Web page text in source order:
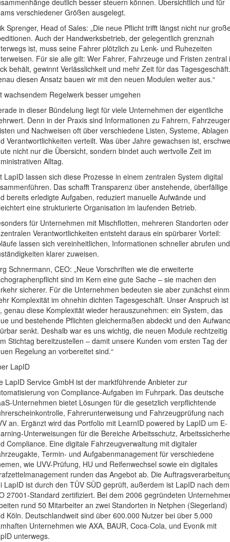
deutlich besser steuern können. Übersichtlich und für
verschiedener Größen ausgelegt.
Sprenger, Head of Sales: „Die neue Pflicht trifft längst nicht nur
Auch der Handwerksbetrieb, der gelegentlich grenznah
ist, muss seine Fahrer plötzlich zu Lenk- und Ruhezeiten
Für sie alle gilt: Wer Fahrer, Fahrzeuge und Fristen zentral
behält, gewinnt Verlässlichkeit und mehr Zeit für das Tagesgeschäft.
diesen Ansatz bauen wir mit den neuen Modulen weiter aus.“
wachsendem Regelwerk besser umgehen
in dieser Bündelung liegt für viele Unternehmen der eigentliche
Denn in der Praxis sind Informationen zu Fahrern,
und Nachweisen oft über verschiedene Listen, Systeme, Ablagen
Verantwortlichkeiten verteilt. Was über Jahre gewachsen ist,
nicht nur die Übersicht, sondern bindet auch wertvolle Zeit im
Alltag.
LapID lassen sich diese Prozesse in einem zentralen System digital
Das schafft Transparenz über anstehende, überfällige
bereits erledigte Aufgaben, reduziert manuelle Aufwände und
eine strukturierte Organisation im laufenden Betrieb.
für Unternehmen mit Mischflotten, mehreren Standorten oder
Verantwortlichkeiten entsteht daraus ein spürbarer Vorteil:
lassen sich vereinheitlichen, Informationen schneller abrufen und
klarer zuweisen.
Schnermann, CEO: „Neue Vorschriften wie die erweiterte
sind im Kern eine gute Sache – sie machen den
sicherer. Für die Unternehmen bedeuten sie aber zunächst
Komplexität im ohnehin dichten Tagesgeschäft. Unser Anspruch ist
genau diese Komplexität wieder herauszunehmen: ein System, das
und bestehende Pflichten gleichermaßen abdeckt und den
senkt. Deshalb war es uns wichtig, die neuen Module rechtzeitig
Stichtag bereitzustellen – damit unsere Kunden vom ersten Tag der
Regelung an vorbereitet sind.“
LapID
LapID Service GmbH ist der marktführende Anbieter zur
von Compliance-Aufgaben im Fuhrpark. Das deutsche
Unternehmen bietet Lösungen für die gesetzlich verpflichtende
Fahrerunterweisung und Fahrzeugprüfung nach
an. Ergänzt wird das Portfolio mit LearnID powered by LapID um E-
Unterweisungen für die Bereiche Arbeitsschutz,
Compliance. Eine digitale Fahrzeugverwaltung mit digitaler
Termin- und Aufgabenmanagement für verschiedene
wie UVV-Prüfung, HU und Reifenwechsel sowie ein digitales
runden das Angebot ab. Die
LapID ist durch den TÜV SÜD geprüft, außerdem ist LapID nach dem
27001-Standard zertifiziert. Bei dem 2006 gegründeten
rund 50 Mitarbeiter an zwei Standorten in Netphen (Siegerland)
Köln. Deutschlandweit sind über 600.000 Nutzer bei über 5.000
Unternehmen wie AXA, BAUR, Coca-Cola, und Evonik mit
unterwegs.